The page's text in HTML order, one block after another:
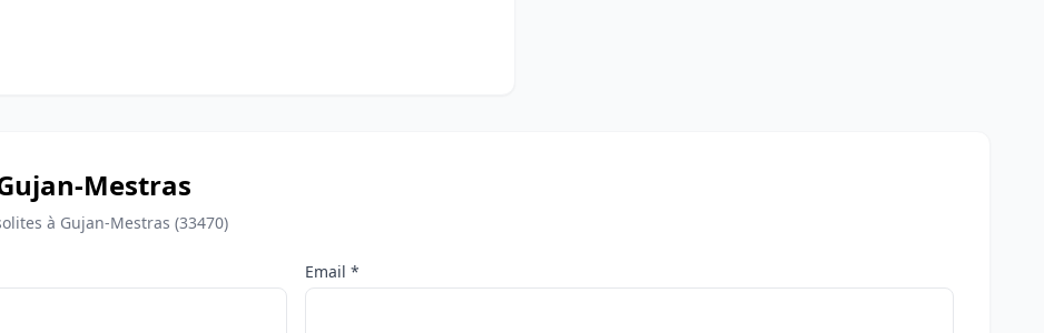
Mestras
à Gujan-Mestras (33470)
Email *